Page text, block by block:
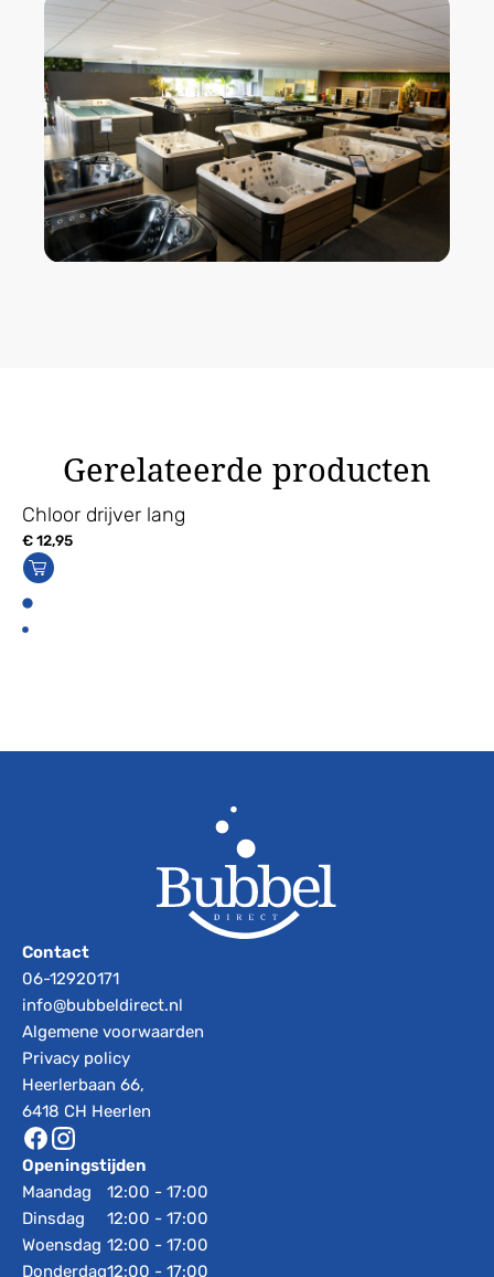
Gerelateerde producten
Chloor drijver lang
€12,95
Contact
06-12920171
info@bubbeldirect.nl
Algemene voorwaarden
Privacy policy
Heerlerbaan 66,
6418 CH Heerlen
Openingstijden
Maandag
Dinsdag
Woensdag
Donderdag
12:00 - 17:00
12:00 - 17:00
12:00 - 17:00
12:00 - 17:00